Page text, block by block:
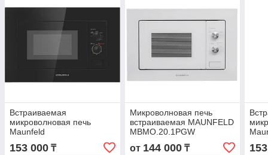
Встраиваемая
микроволновая печь
Maunfeld
MBMO820MGB203
153 000 ₸
Микроволновая печь
встраиваемая MAUNFELD
MBMO.20.1PGW
от 144 000₸